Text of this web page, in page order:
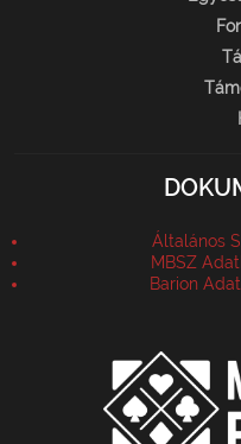
Általános
MBSZ
Barion